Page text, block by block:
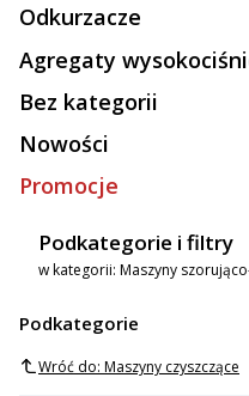
Kategoria - Odkurzacze
Odkurzacze
Kategoria - Agregaty
Agregaty
Kategoria - Bez kategorii
Bez kategorii
Nowości
Promocje
Podkategorie i filtry
w kategorii: Maszyny
Podkategorie
Wróć do: Maszyny czyszczące